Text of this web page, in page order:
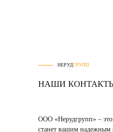
НЕРУДГРУПП
НАШИ
ООО «Нерудгрупп» – это
станет вашим надежным